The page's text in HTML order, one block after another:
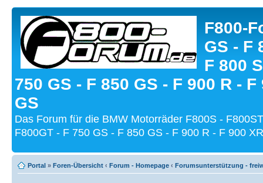
F800-
GS - F
F 800
750 GS - F 850 GS - F 900 R - F
GS
Das Forum für die BMW Motorräder F800S -
F800GT - F 750 GS - F 850 GS - F 900 R - F 900
Portal » Foren-Übersicht ‹ Forum - Homepage ‹ Forumsunterstützung -